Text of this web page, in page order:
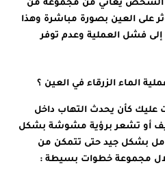
الشخص يعاني من مجموعه من
على العين بصورة مباشرة وهذا
إلى فشل العملية وعدم توفر
الماء الزرقاء في العين ؟
كأن يحدث التهاب داخل
أو تشعر برؤية مشوشة بشكل
بشكل جيد حتى تتمكن من
مجموعة خطوات بسيطة :